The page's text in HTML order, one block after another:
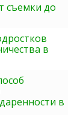
съемки до
в
в